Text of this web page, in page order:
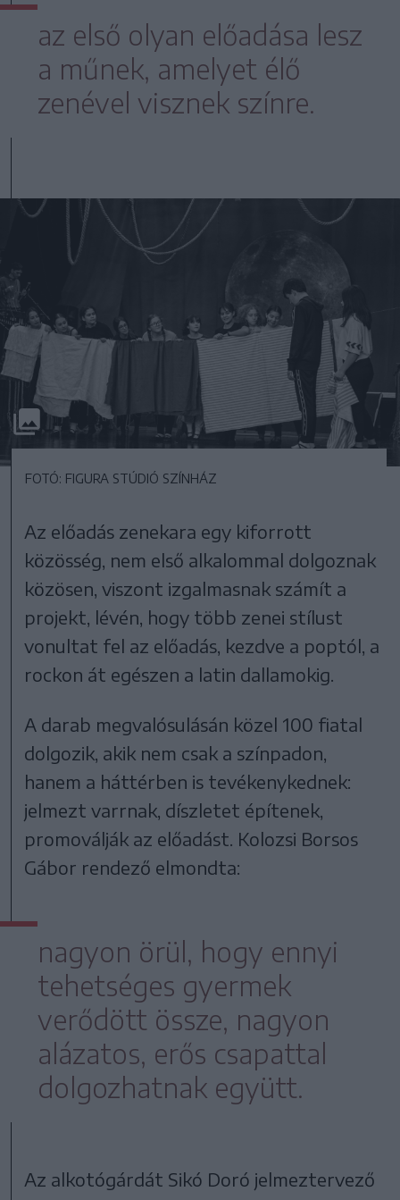
az első olyan előadása lesz
a műnek, amelyet élő
zenével visznek színre.
FOTÓ: FIGURA STÚDIÓ SZÍNHÁZ
Az előadás zenekara egy kiforrott
közösség, nem első alkalommal dolgoznak
közösen, viszont izgalmasnak számít a
projekt, lévén, hogy több zenei stílust
vonultat fel az előadás, kezdve a poptól, a
rockon át egészen a latin dallamokig.
A darab megvalósulásán közel 100 fiatal
dolgozik, akik nem csak a színpadon,
hanem a háttérben is tevékenykednek:
jelmezt varrnak, díszletet építenek,
promoválják az előadást. Kolozsi Borsos
Gábor rendező elmondta:
nagyon örül, hogy ennyi
tehetséges gyermek
verődött össze, nagyon
alázatos, erős csapattal
dolgozhatnak együtt.
Az alkotógárdát Sikó Doró jelmeztervező